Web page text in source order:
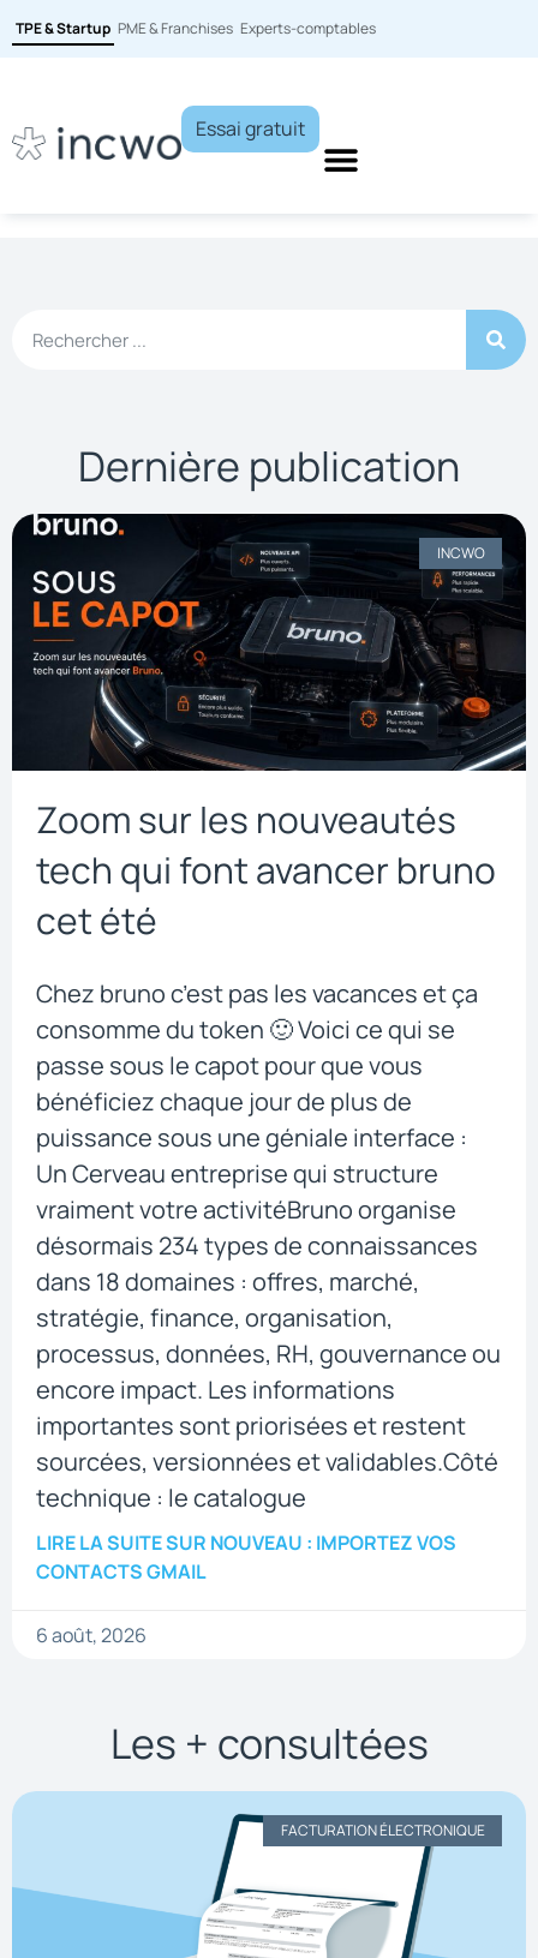
TPE & Startup PME & Franchises Experts-comptables
Essai gratuit
Dernière publication
INCWO
Zoom sur les nouveautés
tech qui font avancer bruno
cet été
Chez bruno c’est pas les vacances et ça
consomme du token 🙂 Voici ce qui se
passe sous le capot pour que vous
bénéficiez chaque jour de plus de
puissance sous une géniale interface :
Un Cerveau entreprise qui structure
vraiment votre activitéBruno organise
désormais 234 types de connaissances
dans 18 domaines : offres, marché,
stratégie, finance, organisation,
processus, données, RH, gouvernance ou
encore impact. Les informations
importantes sont priorisées et restent
sourcées, versionnées et validables.Côté
technique : le catalogue
LIRE LA SUITESUR NOUVEAU : IMPORTEZ VOS
CONTACTS GMAIL
6 août, 2026
Les + consultées
FACTURATION ÉLECTRONIQUE